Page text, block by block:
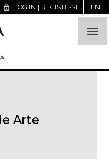

lock_open LOG IN | REGISTE-SE EN
Arte